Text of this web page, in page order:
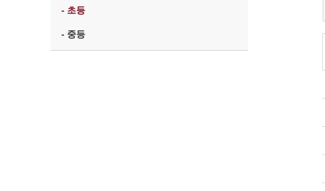
- 초등
- 중등